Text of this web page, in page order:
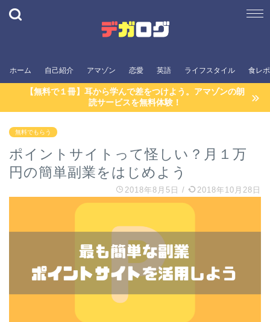
ホーム 自己紹介 アマゾン 恋愛 英語 ライフスタイル 食レポ
【無料で１冊】耳から学んで差をつけよう。アマゾンの朗
読サービスを無料体験！
無料でもらう
ポイントサイトって怪しい？月１万
円の簡単副業をはじめよう
2018年8月5日 / 2018年10月28日